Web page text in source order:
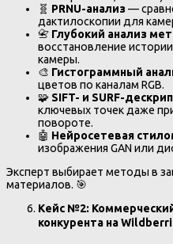
🧬 PRNU-анализ—
дактилоскопии для
📇 Глубокий анализ
восстановление
камеры.
🎨 Гистограммный
цветов по каналам RGB.
🧩 SIFT- и SURF-
ключевых точек даже
повороте.
🤖 Нейросетевая
изображения GAN или
Эксперт выбирает методы в
материалов. 🎯
Кейс №2:
конкурента на